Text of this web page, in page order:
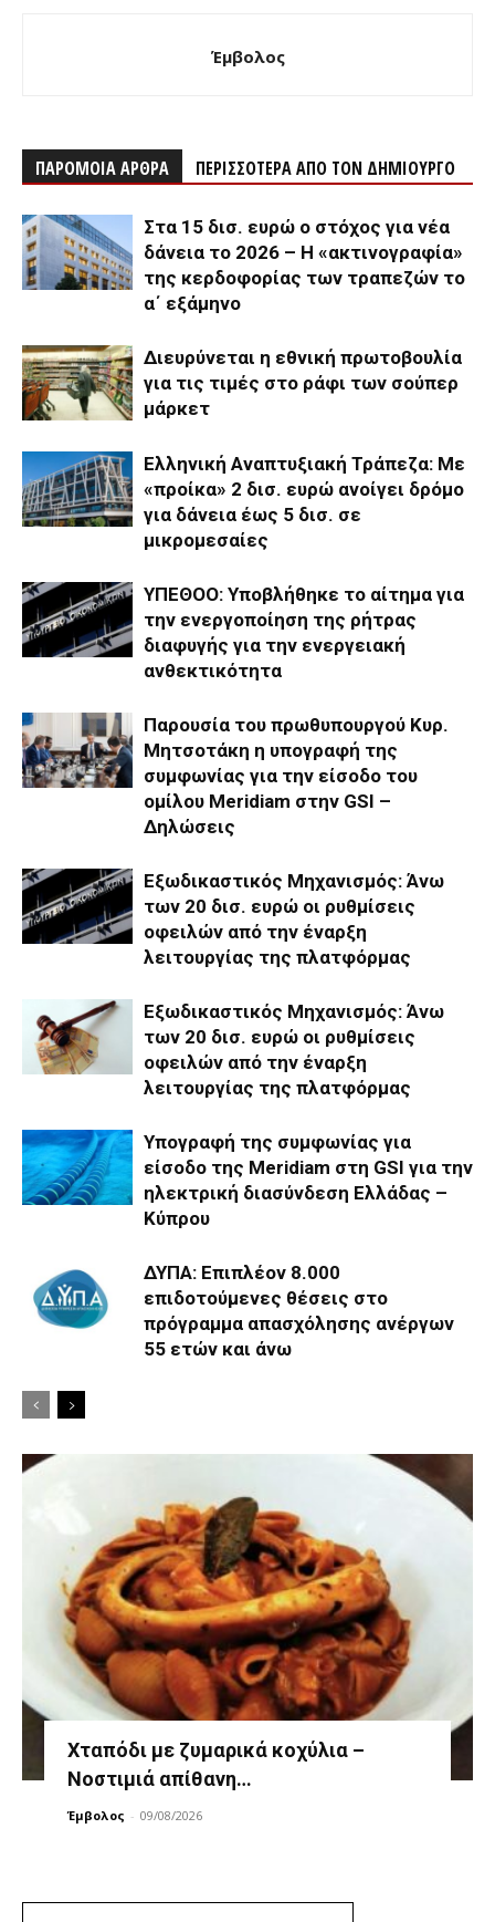
Έμβολος
ΠΑΡΟΜΟΙΑ ΑΡΘΡΑ ΠΕΡΙΣΣΟΤΕΡΑ ΑΠΟ ΤΟΝ ΔΗΜΙΟΥΡΓΟ
Στα 15 δισ. ευρώ ο στόχος για νέα
δάνεια το 2026 – Η «ακτινογραφία»
της κερδοφορίας των τραπεζών το
α΄ εξάμηνο
Διευρύνεται η εθνική πρωτοβουλία
για τις τιμές στο ράφι των σούπερ
μάρκετ
Ελληνική Αναπτυξιακή Τράπεζα: Με
«προίκα» 2 δισ. ευρώ ανοίγει δρόμο
για δάνεια έως 5 δισ. σε
μικρομεσαίες
ΥΠΕΘΟΟ: Υποβλήθηκε το αίτημα για
την ενεργοποίηση της ρήτρας
διαφυγής για την ενεργειακή
ανθεκτικότητα
Παρουσία του πρωθυπουργού Κυρ.
Μητσοτάκη η υπογραφή της
συμφωνίας για την είσοδο του
ομίλου Meridiam στην GSI –
Δηλώσεις
Εξωδικαστικός Μηχανισμός: Άνω
των 20 δισ. ευρώ οι ρυθμίσεις
οφειλών από την έναρξη
λειτουργίας της πλατφόρμας
Εξωδικαστικός Μηχανισμός: Άνω
των 20 δισ. ευρώ οι ρυθμίσεις
οφειλών από την έναρξη
λειτουργίας της πλατφόρμας
Υπογραφή της συμφωνίας για
είσοδο της Meridiam στη GSI για την
ηλεκτρική διασύνδεση Ελλάδας –
Κύπρου
ΔΥΠΑ: Επιπλέον 8.000
επιδοτούμενες θέσεις στο
πρόγραμμα απασχόλησης ανέργων
55 ετών και άνω
Χταπόδι με ζυμαρικά κοχύλια –
Νοστιμιά απίθανη…
Έμβολος - 09/08/2026